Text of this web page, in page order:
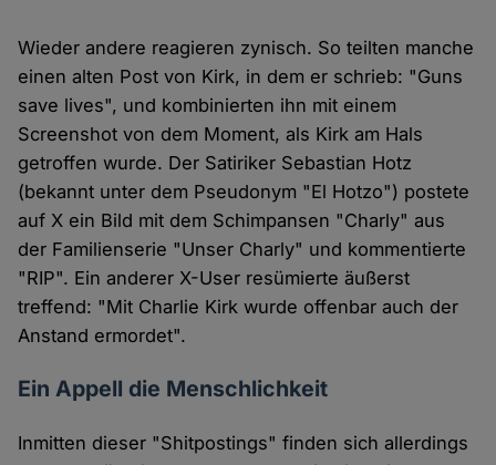
Wieder andere reagieren zynisch. So teilten manche
einen alten Post von Kirk, in dem er schrieb: "Guns
save lives", und kombinierten ihn mit einem
Screenshot von dem Moment, als Kirk am Hals
getroffen wurde. Der Satiriker Sebastian Hotz
(bekannt unter dem Pseudonym "El Hotzo") postete
auf X ein Bild mit dem Schimpansen "Charly" aus
der Familienserie "Unser Charly" und kommentierte
"RIP". Ein anderer X-User resümierte äußerst
treffend: "Mit Charlie Kirk wurde offenbar auch der
Anstand ermordet".
Ein Appell die Menschlichkeit
Inmitten dieser "Shitpostings" finden sich allerdings